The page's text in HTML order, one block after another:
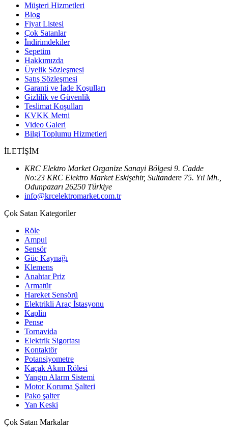
Müşteri Hizmetleri
Blog
Fiyat Listesi
Çok Satanlar
İndirimdekiler
Sepetim
Hakkımızda
Üyelik Sözleşmesi
Satış Sözleşmesi
Garanti ve İade Koşulları
Gizlilik ve Güvenlik
Teslimat Koşulları
KVKK Metni
Video Galeri
Bilgi Toplumu Hizmetleri
İLETİŞİM
KRC Elektro Market Organize Sanayi Bölgesi 9. Cadde
No:23 KRC Elektro Market Eskişehir, Sultandere 75. Yıl Mh.,
Odunpazarı 26250 Türkiye
info@krcelektromarket.com.tr
Çok Satan Kategoriler
Röle
Ampul
Sensör
Güç Kaynağı
Klemens
Anahtar Priz
Armatür
Hareket Sensörü
Elektrikli Araç İstasyonu
Kaplin
Pense
Tornavida
Elektrik Sigortası
Kontaktör
Potansiyometre
Kaçak Akım Rölesi
Yangın Alarm Sistemi
Motor Koruma Şalteri
Pako şalter
Yan Keski
Çok Satan Markalar